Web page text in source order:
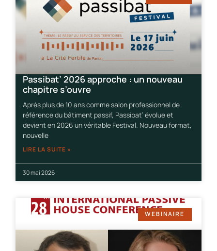
Passibat’ 2026 approche : un nouveau
chapitre s’ouvre
Après plus de 10 ans comme salon professionnel de
référence du bâtiment passif, Passibat’ évolue et
devient en 2026 un véritable Festival. Nouveau format,
nouvelle
LIRE LA SUITE »
30 mai 2026
WEBINAIRE